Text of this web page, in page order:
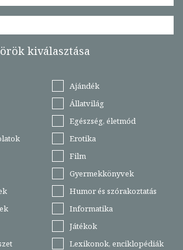
kiválasztása
Ajándék
Állatvilág
Egészség, életmód
Erotika
Film
Gyermekkönyvek
Humor és szórakoztatás
Informatika
Játékok
Lexikonok, enciklopédiák